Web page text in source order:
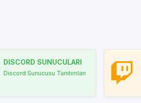
DISCORD SUNUCULARI
Discord Sunucusu Tanıtımları